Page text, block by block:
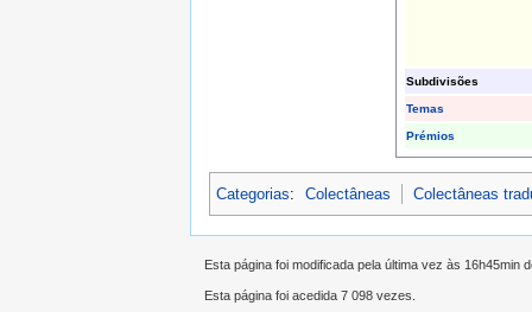
Subdivisões
Temas
Prémios
Categorias: Colectâneas Colectâneas
Esta página foi modificada pela última vez às 16h45min
Esta página foi acedida 7 098 vezes.